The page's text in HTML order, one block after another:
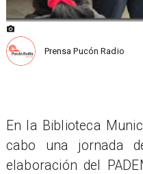
Prensa Pucón Radio
En la Biblioteca
cabo una jornada
elaboración del